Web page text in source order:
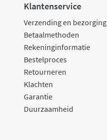
Klantenservice
Verzending en bezorging
Betaalmethoden
Rekeninginformatie
Bestelproces
Retourneren
Klachten
Garantie
Duurzaamheid